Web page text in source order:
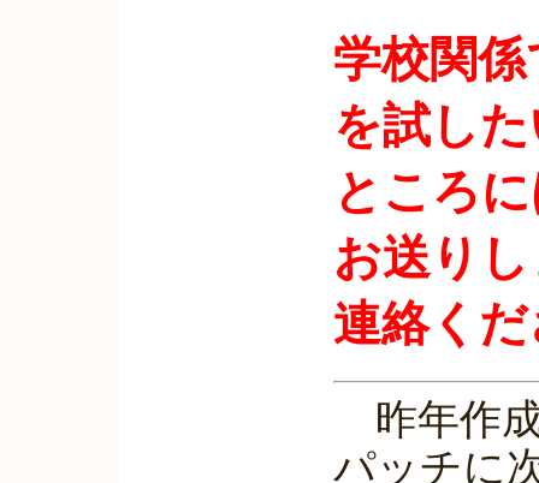
学校関
を試し
ところ
お送り
連絡く
昨年作
パッチに